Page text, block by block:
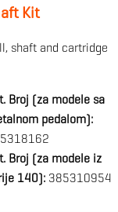
Kit
shaft and cartridge
Broj (za modele sa
pedalom):
Broj (za modele iz
140):385310954